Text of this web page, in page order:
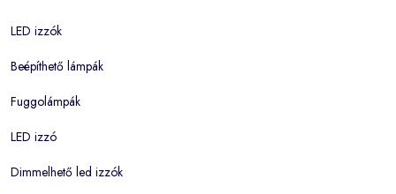
LED izzók
Beépíthető lámpák
Fuggolámpák
LED izzó
Dimmelhető led izzók